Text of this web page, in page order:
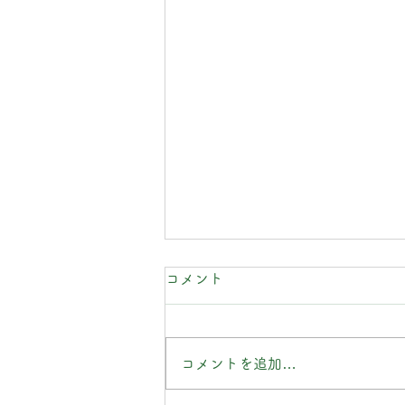
コメント
コメントを追加…